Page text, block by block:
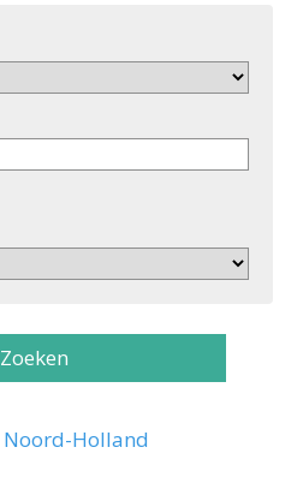
Zoeken
Noord-Holland